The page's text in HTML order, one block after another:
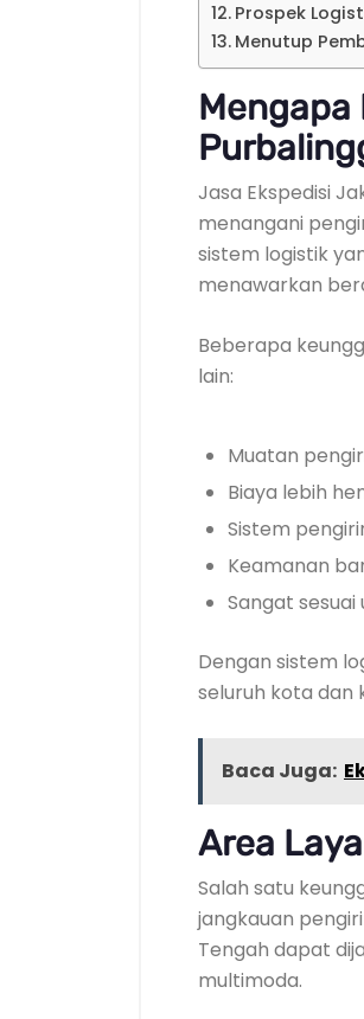
Prospek
Menutup
Mengapa
Jasa Ekspedisi
menangani
sistem logistik
menawarkan
Beberapa
lain:
Muatan
Biaya lebih
Sistem
Keamanan
Sangat
Dengan sistem
seluruh kota dan
Baca Juga:
Area
Salah satu
jangkauan
Tengah dapat
multimoda.